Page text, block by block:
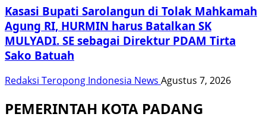
Kasasi Bupati Sarolangun di Tolak Mahkamah
Agung RI, HURMIN harus Batalkan SK
MULYADI. SE sebagai Direktur PDAM Tirta
Sako Batuah
Redaksi Teropong Indonesia News Agustus 7, 2026
PEMERINTAH KOTA PADANG